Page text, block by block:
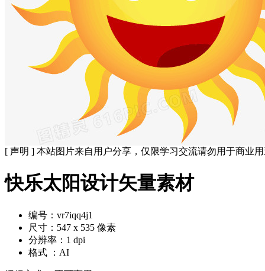
[ 声明 ] 本站图片来自用户分享，仅限学习交流请勿用于商业
快乐太阳设计矢量素材
编号：vr7iqq4j1
尺寸：547 x 535 像素
分辨率：1 dpi
格式 ：AI